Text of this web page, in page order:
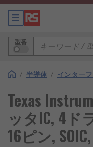
型番
/ 半導体 / インター
Texas
ッタIC, 4ド
16ピン,